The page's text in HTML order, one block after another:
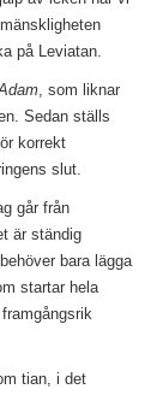
på Leviatan.
, som liknar
Sedan ställs
korrekt
slut.
går från
är ständig
bara lägga
startar hela
tian, i det